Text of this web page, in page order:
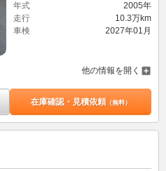
年式
2005年
走行
10.3万km
車検
2027年01月
他の情報を開く
在庫確認・見積依頼（無料）